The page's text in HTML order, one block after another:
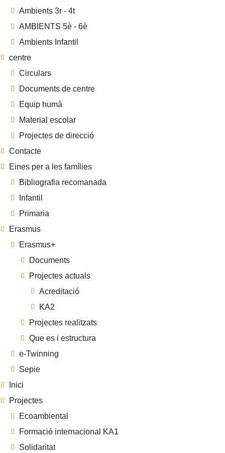
Ambients 3r - 4t
AMBIENTS 5è - 6è
Ambients Infantil
centre
Circulars
Documents de centre
Equip humà
Material escolar
Projectes de direcció
Contacte
Eines per a les famílies
Bibliografia recomanada
Infantil
Primaria
Erasmus
Erasmus+
Documents
Projectes actuals
Acreditació
KA2
Projectes realitzats
Que es i estructura
e-Twinning
Sepie
Inici
Projectes
Ecoambiental
Formació internacional KA1
Solidaritat